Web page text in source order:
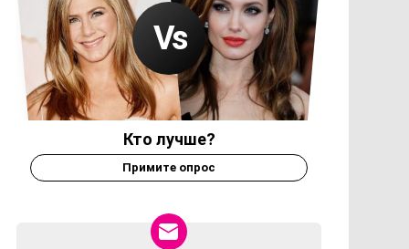
Кто лучше?
Примите опрос